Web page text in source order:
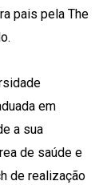
pais pela The
em
a sua
de saúde e
de realização